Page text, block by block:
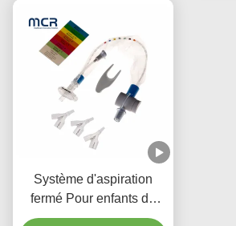
Système d'aspiration
fermé Pour enfants de
type 72H